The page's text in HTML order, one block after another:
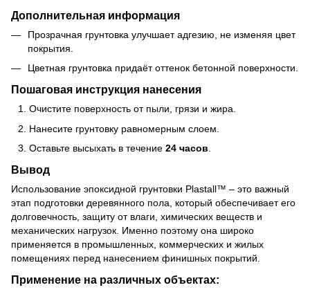
Дополнительная информация
Прозрачная грунтовка улучшает адгезию, не изменяя цвет
покрытия.
Цветная грунтовка придаёт оттенок бетонной поверхности.
Пошаговая инструкция нанесения
Очистите поверхность от пыли, грязи и жира.
Нанесите грунтовку равномерным слоем.
Оставьте высыхать в течение 24 часов
Вывод
Использование эпоксидной грунтовки Plastall™ – это важный
этап подготовки деревянного пола, который обеспечивает его
долговечность, защиту от влаги, химических веществ и
механических нагрузок. Именно поэтому она широко
применяется в промышленных, коммерческих и жилых
помещениях перед нанесением финишных покрытий.
Применение на различных объектах: